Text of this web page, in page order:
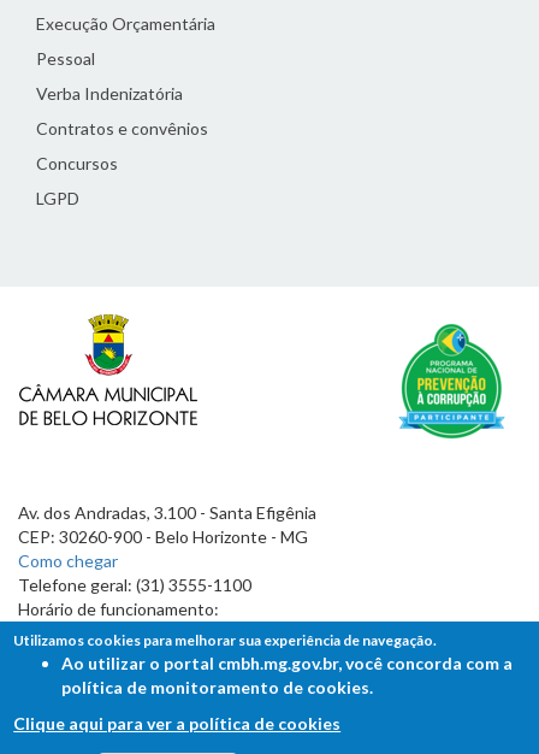
Execução Orçamentária
Pessoal
Verba Indenizatória
Contratos e convênios
Concursos
LGPD
Av. dos Andradas, 3.100 - Santa Efigênia
CEP: 30260-900 - Belo Horizonte - MG
Como chegar
Telefone geral: (31) 3555-1100
Horário de funcionamento:
7h às 19h
Utilizamos cookies para melhorar sua experiência de navegação.
Ao utilizar o portal cmbh.mg.gov.br, você concorda com a
política de monitoramento de cookies.
Clique aqui para ver a política de cookies